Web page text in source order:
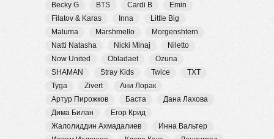
Becky G
BTS Cardi B
Emin
Filatov & Karas
Inna
Little Big
Maluma
Marshmello
Morgenshtern
Natti Natasha
Nicki Minaj
Niletto
Now United
Obladaet
Ozuna
SHAMAN
Stray Kids Twice
TXT
Tyga
Zivert
Ани Лорак
Артур Пирожков
Баста
Дана Лахова
Дима Билан
Егор Крид
Жалолиддин Ахмадалиев
Инна Вальтер